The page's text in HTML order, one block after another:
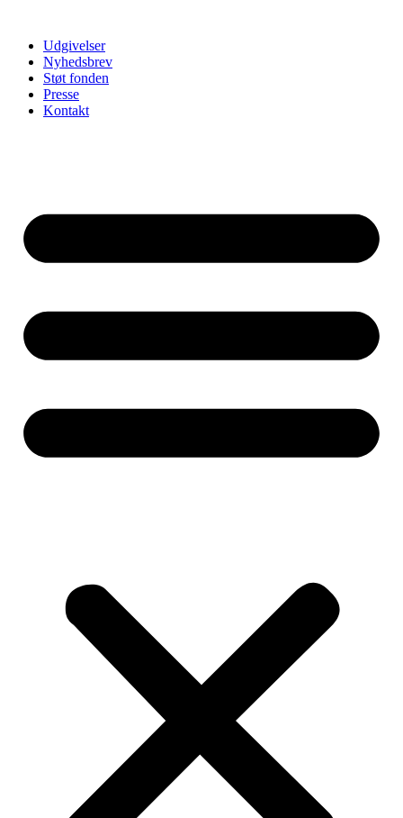
Udgivelser
Nyhedsbrev
Støt fonden
Presse
Kontakt